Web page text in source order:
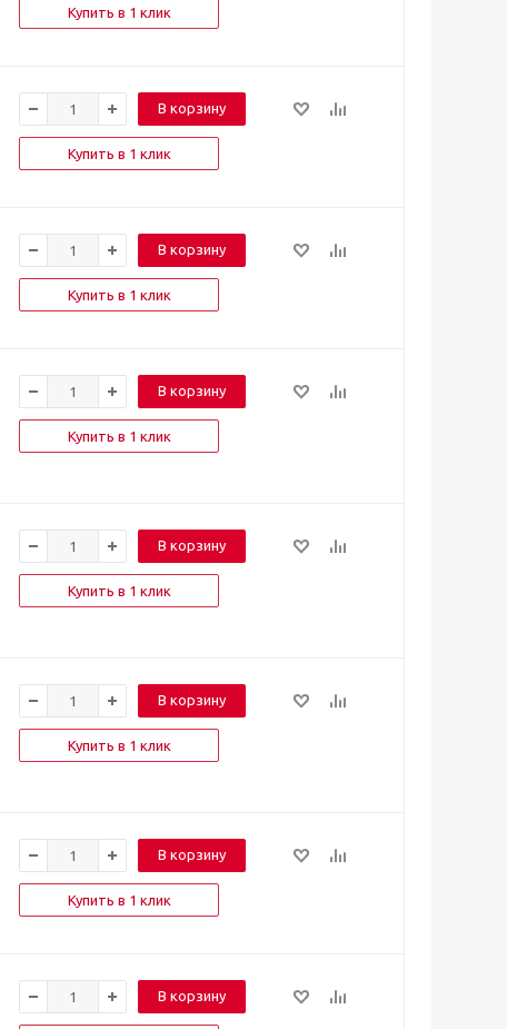
Купить в 1 клик
В корзину
Купить в 1 клик
В корзину
Купить в 1 клик
В корзину
Купить в 1 клик
В корзину
Купить в 1 клик
В корзину
Купить в 1 клик
В корзину
Купить в 1 клик
В корзину